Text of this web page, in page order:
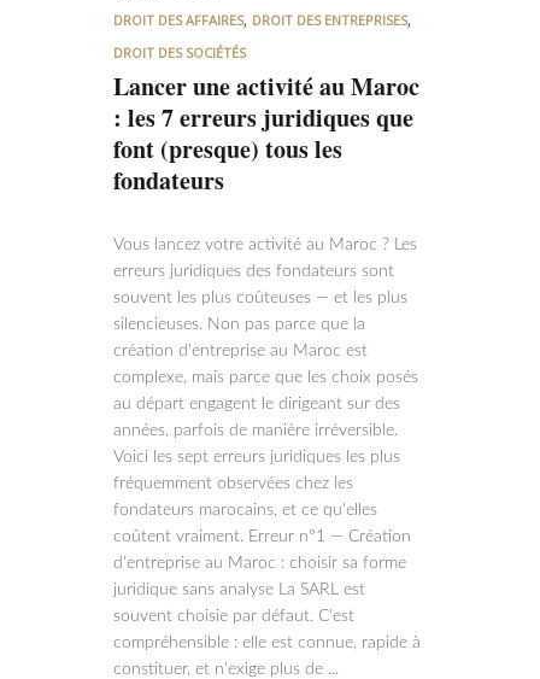
DROIT DES AFFAIRES, DROIT DES ENTREPRISES,
DROIT DES SOCIÉTÉS
Lancer une activité au Maroc
: les 7 erreurs juridiques que
font (presque) tous les
fondateurs
Vous lancez votre activité au Maroc ? Les
erreurs juridiques des fondateurs sont
souvent les plus coûteuses — et les plus
silencieuses. Non pas parce que la
création d'entreprise au Maroc est
complexe, mais parce que les choix posés
au départ engagent le dirigeant sur des
années, parfois de manière irréversible.
Voici les sept erreurs juridiques les plus
fréquemment observées chez les
fondateurs marocains, et ce qu'elles
coûtent vraiment. Erreur n°1 — Création
d'entreprise au Maroc : choisir sa forme
juridique sans analyse La SARL est
souvent choisie par défaut. C'est
compréhensible : elle est connue, rapide à
constituer, et n'exige plus de